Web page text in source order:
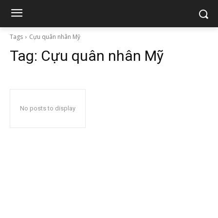
Tags Cựu quân nhân Mỹ
Tag: Cựu quân nhân Mỹ
No posts to display